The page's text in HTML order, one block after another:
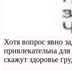
Хотя вопрос явно
привлекательна
скажут здоровье